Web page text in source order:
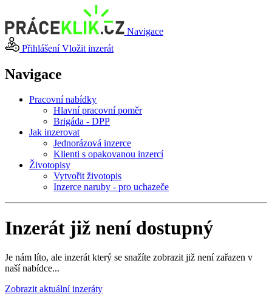
Navigace
PřihlášeníVložit inzerát
Navigace
Pracovní nabídky
Hlavní pracovní poměr
Brigáda - DPP
Jak inzerovat
Jednorázová inzerce
Klienti s opakovanou inzercí
Životopisy
Vytvořit životopis
Inzerce naruby - pro uchazeče
Inzerát již není dostupný
Je nám líto, ale inzerát který se snažíte zobrazit již není zařazen v
naší nabídce...
Zobrazit aktuální inzeráty